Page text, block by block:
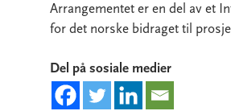
Arrangementet er en del av et
for det norske bidraget til
Del på sosiale medier